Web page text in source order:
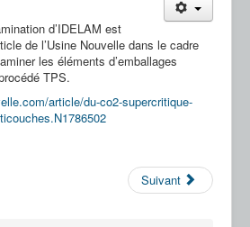
d’IDELAM est
de l’Usine Nouvelle dans le cadre
les éléments d’emballages
TPS.
article/du-co2-supercritique-
Suivant